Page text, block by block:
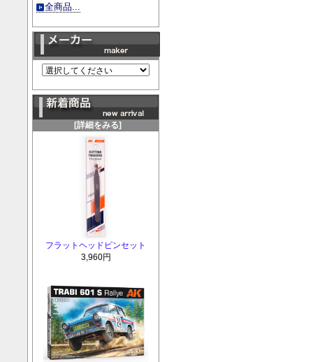
全商品...
[詳細をみる]
フラットヘッドピンセット
3,960円